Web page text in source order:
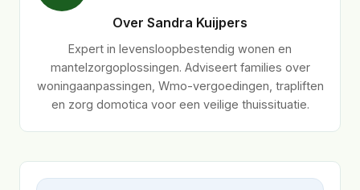
Over Sandra Kuijpers
Expert in levensloopbestendig wonen en
mantelzorgoplossingen. Adviseert families over
woningaanpassingen, Wmo-vergoedingen, trapliften
en zorg domotica voor een veilige thuissituatie.